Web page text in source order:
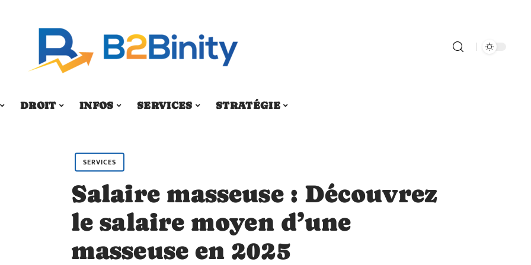
DROIT INFOS SERVICES STRATÉGIE
SERVICES
Salaire masseuse : Découvrez
le salaire moyen d’une
masseuse en 2025